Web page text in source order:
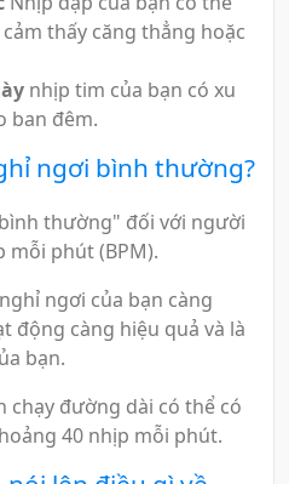
thấy căng thẳng hoặc
nhịp tim của bạn có xu
ban đêm.
ngơi bình thường?
thường" đối với người
mỗi phút (BPM).
ngơi của bạn càng
động càng hiệu quả và là
bạn.
chạy đường dài có thể có
40 nhịp mỗi phút.